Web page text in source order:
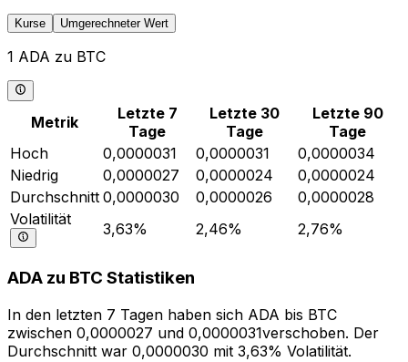
Kurse Umgerechneter Wert
1 ADA zu BTC
Metrik
Letzte 7
Tage
Letzte 30
Tage
Letzte 90
Tage
Hoch
0,0000031 0,0000031
0,0000034
Niedrig
0,0000027 0,0000024
0,0000024
Durchschnitt 0,0000030 0,0000026
0,0000028
Volatilität
3,63% 2,46% 2,76%
ADA zu BTC Statistiken
In den letzten 7 Tagen haben sich ADA bis BTC
zwischen 0,0000027 und 0,0000031verschoben. Der
Durchschnitt war 0,0000030 mit 3,63% Volatilität.